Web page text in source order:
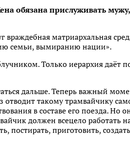
обязана прислуживать
матриархальная
семьи, вымиранию нации».
Только иерархия даёт
дальше. Теперь важный
такому трамвайчику
в составе его поезда. Но
должен всецело работать
постирать, приготовить,